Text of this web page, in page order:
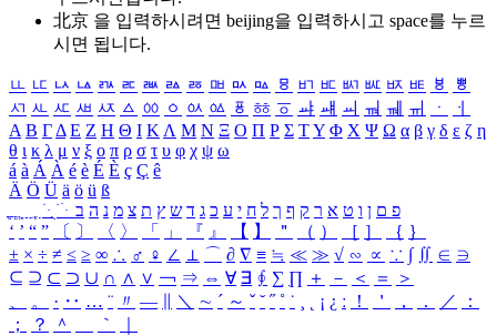
北京 을 입력하시려면 beijing을 입력하시고 space를 누르
시면 됩니다.
ㅥ ㅦ ㅧ ㅨ ㅩ ㅪ ㅫ ㅬ ㅭ ㅮ ㅯ ㅰ ㅱ ㅲ ㅳ ㅴ ㅵ ㅶ ㅷ ㅸ
ㅹ
ㅺ ㅻ ㅼ ㅽ ㅾ ㅿ ㆀ ㆁ ㆂ ㆃ ㆄ ㆅ ㆆ ㆇ ㆈ ㆉ ㆊ ㆋ ㆌ ㆍ
ㆎ
Α Β ΓΔ Ε Ζ Η Θ Ι ΚΛ Μ Ν Ξ Ο Π Ρ Σ ΤΥ Φ Χ Ψ Ω α β γ δ ε ζ η
θ ι κ λ μ ν ξ ο π ρ σ τ υ φ χ ψ ω
á à Á À é è É È ç Ç ê
Ä Ö Ü ä ö ü ß
ִֶֹ ֻּ ׁׂ פ ם ן ו ט א ר ק ף ך ל ח י ע כ ג ד ש ץ ת צ מ נ ה ב
‘ ’ “ ” 〔 〕 〈 〉 「 」 『 』 【 】 ＂ （ ） ［ ］ ｛ ｝
± × ÷ ≠ ≤ ≥ ∞ ∴ ♂ ♀ ∠ ⊥ ⌒ ∂ ∇ ≡ ≒ ≪ ≫ √ ∽ ∝ ∵ ∫ ∬ ∈ ∋
⊆ ⊇ ⊂ ⊃ ∪ ∩ ∧ ∨ ￢ ⇒ ⇔ ∀ ∃ ∮ ∑ ∏ ＋ － ＜ ＝
＞
、
。 · ‥ … ¨ 〃 ― ＼ ∼ ´ ～ ˇ ˘ ˝ ˚ ˙ ¸ ¡ ¿ ː ！ ＇ ， ． ／
：
；
？ ＾ ｀